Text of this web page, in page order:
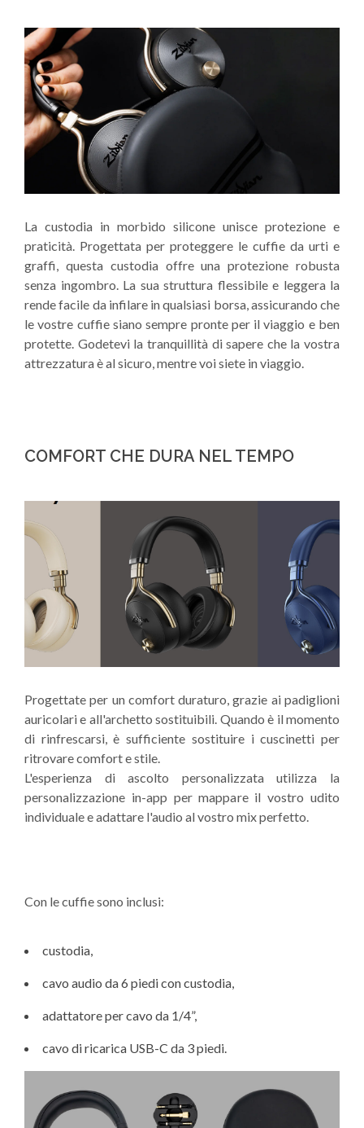
La custodia in morbido silicone unisce protezione e
praticità. Progettata per proteggere le cuffie da urti e
graffi, questa custodia offre una protezione robusta
senza ingombro. La sua struttura flessibile e leggera la
rende facile da infilare in qualsiasi borsa, assicurando che
le vostre cuffie siano sempre pronte per il viaggio e ben
protette. Godetevi la tranquillità di sapere che la vostra
attrezzatura è al sicuro, mentre voi siete in viaggio.
COMFORT CHE DURA NEL TEMPO
Progettate per un comfort duraturo, grazie ai padiglioni
auricolari e all'archetto sostituibili. Quando è il momento
di rinfrescarsi, è sufficiente sostituire i cuscinetti per
ritrovare comfort e stile.
L'esperienza di ascolto personalizzata utilizza la
personalizzazione in-app per mappare il vostro udito
individuale e adattare l'audio al vostro mix perfetto.
Con le cuffie sono inclusi:
custodia,
cavo audio da 6 piedi con custodia,
adattatore per cavo da 1/4”,
cavo di ricarica USB-C da 3 piedi.